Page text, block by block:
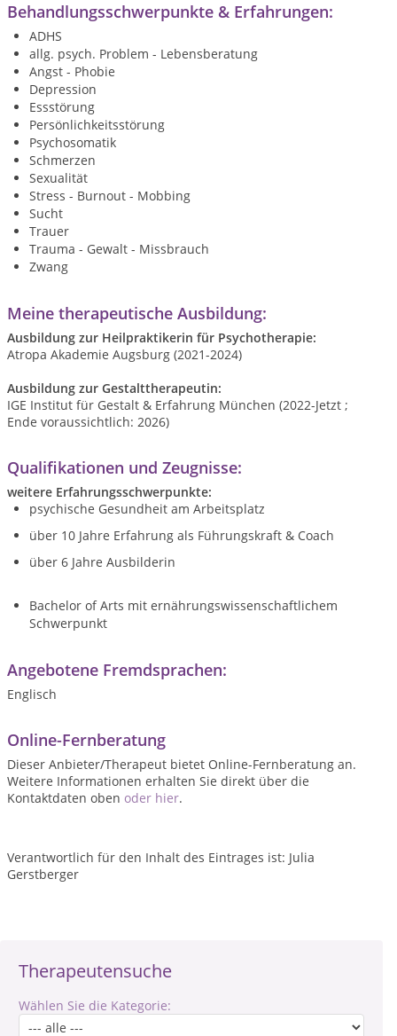
Therapeutensuche
Wählen Sie die Kategorie:
Behandlungsschwerpunkte & Erfahrungen:
ADHS
allg. psych. Problem - Lebensberatung
Angst - Phobie
Depression
Essstörung
Persönlichkeitsstörung
Psychosomatik
Schmerzen
Sexualität
Stress - Burnout - Mobbing
Sucht
Trauer
Trauma - Gewalt - Missbrauch
Zwang
Meine therapeutische Ausbildung:
Ausbildung zur Heilpraktikerin für Psychotherapie:
Atropa Akademie Augsburg (2021-2024)
Ausbildung zur Gestalttherapeutin:
IGE Institut für Gestalt & Erfahrung München (2022-Jetzt ;
Ende voraussichtlich: 2026)
Qualifikationen und Zeugnisse:
weitere Erfahrungsschwerpunkte:
psychische Gesundheit am Arbeitsplatz
über 10 Jahre Erfahrung als Führungskraft & Coach
über 6 Jahre Ausbilderin
Bachelor of Arts mit ernährungswissenschaftlichem
Schwerpunkt
Angebotene Fremdsprachen:
Englisch
Online-Fernberatung
Dieser Anbieter/Therapeut bietet Online-Fernberatung an.
Weitere Informationen erhalten Sie direkt über die
Kontaktdaten oben oder hier.
Verantwortlich für den Inhalt des Eintrages ist: Julia
Gerstberger